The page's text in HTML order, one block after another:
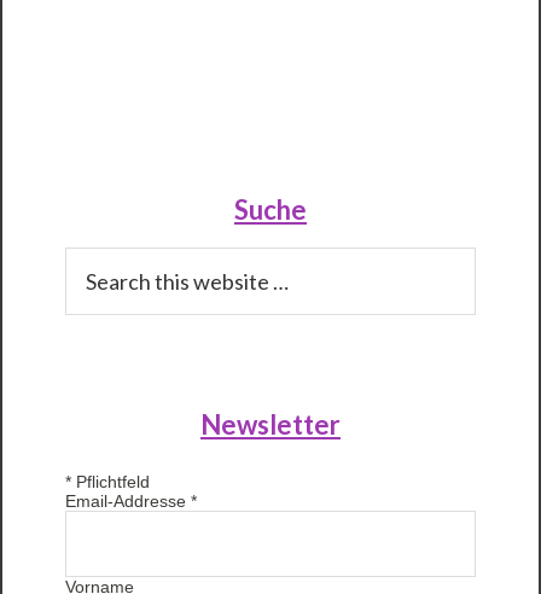
Suche
this
Newsletter
* Pflichtfeld
Email-Addresse*
Vorname